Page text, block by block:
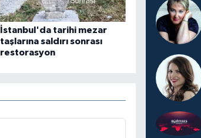
İstanbul'da tarihi mezar
taşlarına saldırı sonrası
restorasyon